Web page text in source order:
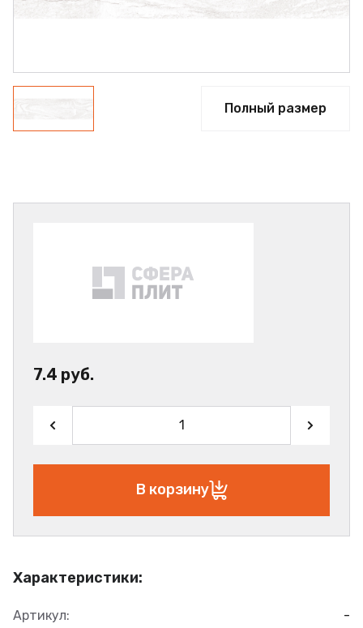
Полный размер
Характеристики:
Артикул: -
7.4 руб.
В корзину